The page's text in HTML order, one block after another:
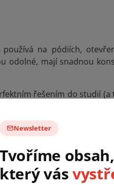
používá na pódiích,
odolné, mají snadnou
řešením do studií (a
Oproti dynamickým
slabý, vnitřní
senzorická
různých věcí okolo.
jednoduše můžete
Newsletter
Tvoříme obsah,
který vás